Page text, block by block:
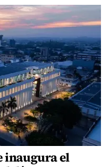
inaugura el